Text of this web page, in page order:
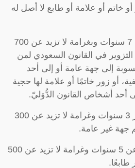
خاتم أو علامة أو طابع لا أصل له
ـ السجن من سنة إلى 7 سنوات وبغرامة لا تزيد عن 700
في القانون السعودي لمن
إلى جهة عامة أو إلى أحد
أو زور خاتمًا أو علامة لها حجية
أحد أشخاص القانون الدُّوَليّ.
ـ السجن مدة لا تتجاوز 3 سنوات وغرامة لا تزيد عن 300
جهة غير عامة.
ـ السجن مدة لا تزيد عن 5 سنوات وغرامة لا تزيد عن 500